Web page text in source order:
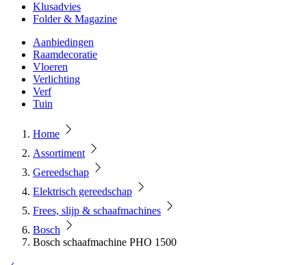
Klusadvies
Folder & Magazine
Aanbiedingen
Raamdecoratie
Vloeren
Verlichting
Verf
Tuin
Home
Assortiment
Gereedschap
Elektrisch gereedschap
Frees, slijp & schaafmachines
Bosch
Bosch schaafmachine PHO 1500